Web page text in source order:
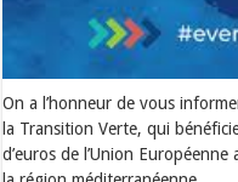
On a l’honneur de vous
la Transition Verte, qui
d’euros de l’Union